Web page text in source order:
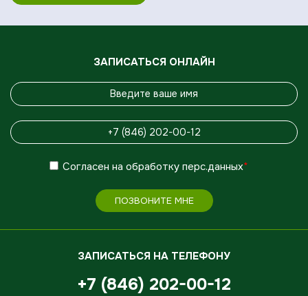
ЗАПИСАТЬСЯ ОНЛАЙН
Согласен на обработку перс.данных*
ПОЗВОНИТЕ МНЕ
ЗАПИСАТЬСЯ НА ТЕЛЕФОНУ
+7 (846) 202-00-12